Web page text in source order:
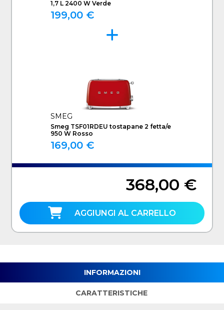
1,7 L 2400 W Verde
199,00 €
SMEG
Smeg TSF01RDEU tostapane 2 fetta/e
950 W Rosso
169,00 €
368,00 €
AGGIUNGI AL CARRELLO
INFORMAZIONI
CARATTERISTICHE